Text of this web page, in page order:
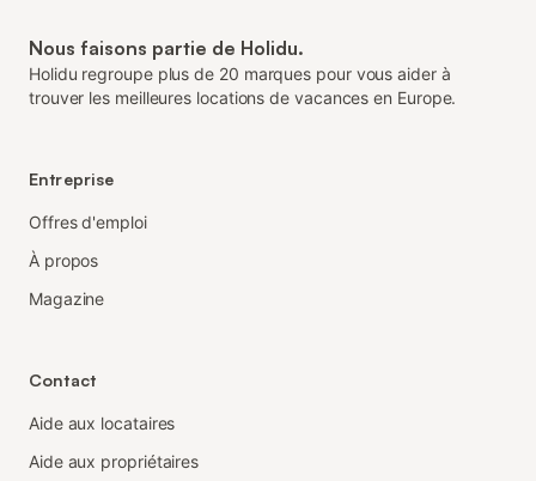
Nous faisons partie de Holidu.
Holidu regroupe plus de 20 marques pour vous aider à
trouver les meilleures locations de vacances en Europe.
Entreprise
Offres d'emploi
À propos
Magazine
Contact
Aide aux locataires
Aide aux propriétaires